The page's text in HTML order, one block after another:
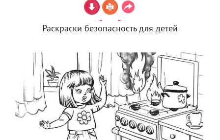
Раскраски безопасность для детей